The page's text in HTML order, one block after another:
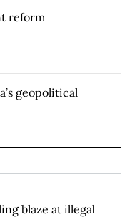
reform
geopolitical
blaze at illegal